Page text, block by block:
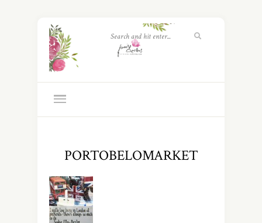
PORTOBELOMARKET